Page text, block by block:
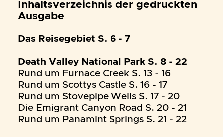
Inhaltsverzeichnis der gedruckten
Ausgabe
Das Reisegebiet S. 6 - 7
Death Valley National Park S. 8 - 22
Rund um Furnace Creek S. 13 - 16
Rund um Scottys Castle S. 16 - 17
Rund um Stovepipe Wells S. 17 - 20
Die Emigrant Canyon Road S. 20 - 21
Rund um Panamint Springs S. 21 - 22